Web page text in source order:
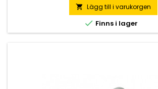
 Lägg till i varukorgen
 Finns i lager